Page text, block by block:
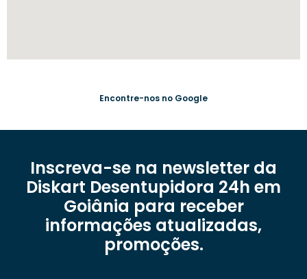
Encontre-nos no Google
Inscreva-se na newsletter da
Diskart Desentupidora 24h em
Goiânia para receber
informações atualizadas,
promoções.